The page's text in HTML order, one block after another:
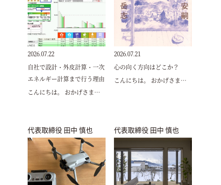
2026.07.22
自社で設計・外皮計算・一次
エネルギー計算まで行う理由
こんにちは。 おかげさま…
2026.07.21
心の向く方向はどこか？
こんにちは。 おかげさま…
代表取締役 田中 慎也 代表取締役 田中 慎也